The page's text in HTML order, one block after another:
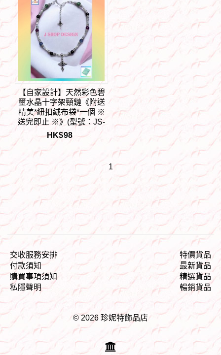
運費》】
【自家設計】天然彩色碧
壐水晶十字架頸鏈《附送
精美*紐扣絨布袋*一個 ※
送完即止 ※》(型號：JS-
HD-CRN-02)【 ※長期優
惠 9折, 第二件 85折, 第三
件開始一律8折※ 《包順豐
HK$98
1
交收服務安排
付款須知
購買事項須知
私隱聲明
特價貨品
最新貨品
精選貨品
暢銷貨品
© 2026 珍妮特飾品店